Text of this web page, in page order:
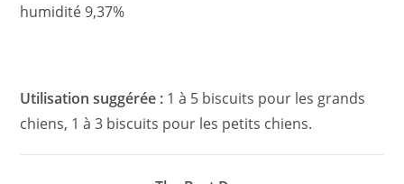
humidité 9,37%
Utilisation suggérée : 1 à 5 biscuits pour les grands
chiens, 1 à 3 biscuits pour les petits chiens.